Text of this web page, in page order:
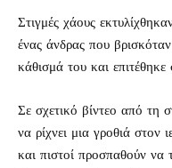
Στιγμές χάους
ένας άνδρας που
κάθισμά του και επιτέθηκε
Σε σχετικό βίντεο από τη
να ρίχνει μια γροθιά στον
και πιστοί προσπαθούν να